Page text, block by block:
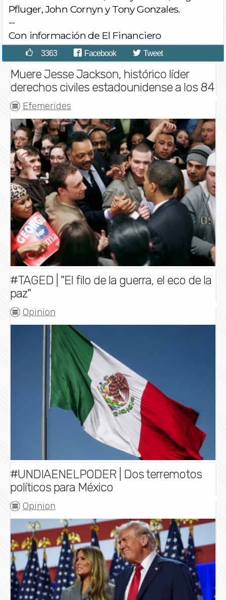
Pfluger, John Cornyn y Tony Gonzales.
--
Con información de El Financiero
3363 Facebook Tweet
Muere Jesse Jackson, histórico líder
derechos civiles estadounidense a los 84
Efemerides
#TAGED | "El filo de la guerra, el eco de la
paz"
Opinion
#UNDIAENELPODER | Dos terremotos
políticos para México
Opinion